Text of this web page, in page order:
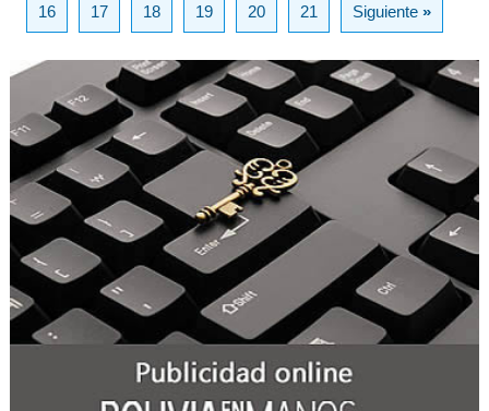
16 17 18 19 20 21 Siguiente»